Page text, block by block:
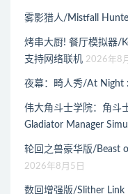
雾影猎人/Mistfall
烤串大厨! 餐厅模拟器/
支持网络联机 2026年8
夜幕：畸人秀/At Night
伟大角斗士学院：角斗
Gladiator Manager
轮回之兽豪华版/Beast
2026年8月5日
数回增强版/Slither Link